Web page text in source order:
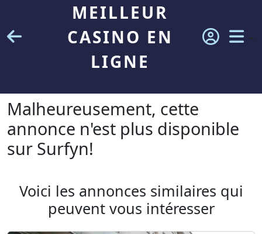
MEILLEUR
CASINO EN
LIGNE
Malheureusement, cette
annonce n'est plus disponible
sur Surfyn!
Voici les annonces similaires qui
peuvent vous intéresser